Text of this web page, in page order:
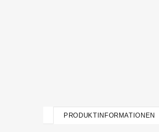
PRODUKTINFORMATIONEN